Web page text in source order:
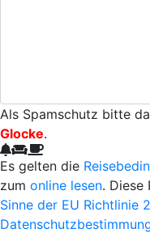
Als Spamschutz bitte
Glocke.
Es gelten die
zum online lesen. Diese
Sinne der EU Richtlinie